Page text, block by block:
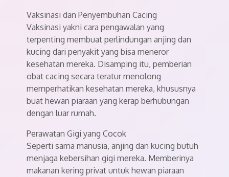
Vaksinasi dan Penyembuhan Cacing
Vaksinasi yakni cara pengawalan yang
terpenting membuat perlindungan anjing dan
kucing dari penyakit yang bisa meneror
kesehatan mereka. Disamping itu, pemberian
obat cacing secara teratur menolong
memperhatikan kesehatan mereka, khususnya
buat hewan piaraan yang kerap berhubungan
dengan luar rumah.
Perawatan Gigi yang Cocok
Seperti sama manusia, anjing dan kucing butuh
menjaga kebersihan gigi mereka. Memberinya
makanan kering privat untuk hewan piaraan